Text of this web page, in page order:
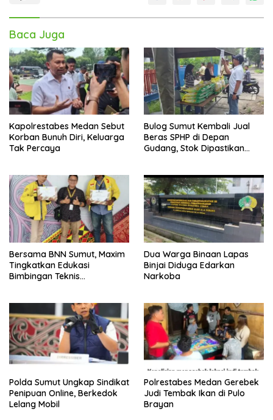
Baca Juga
Kapolrestabes Medan Sebut
Korban Bunuh Diri, Keluarga
Tak Percaya
Bulog Sumut Kembali Jual
Beras SPHP di Depan
Gudang, Stok Dipastikan
Bersama BNN Sumut, Maxim
Tingkatkan Edukasi
Bimbingan Teknis
Dua Warga Binaan Lapas
Binjai Diduga Edarkan
Narkoba
Polda Sumut Ungkap Sindikat
Penipuan Online, Berkedok
Lelang Mobil
Polrestabes Medan Gerebek
Judi Tembak Ikan di Pulo
Brayan